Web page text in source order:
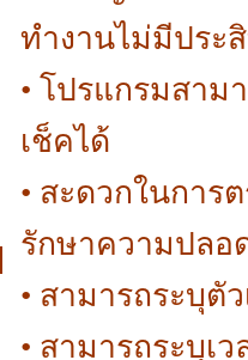
ทำงานไม่มีประ
• โปรแกรมสาม
เช็คได้
• สะดวกในการ
รักษาความปลอ
• สามารถระบุตั
• สามารถระบุเ